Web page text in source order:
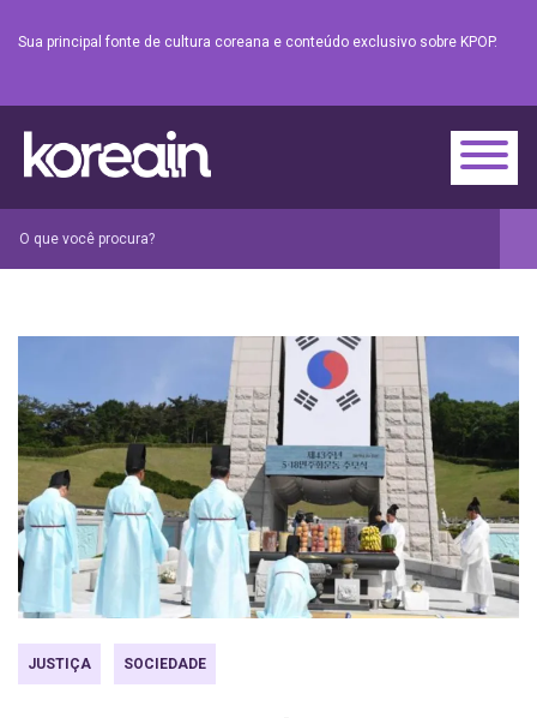
Sua principal fonte de cultura coreana e conteúdo exclusivo sobre KPOP.
JUSTIÇA SOCIEDADE